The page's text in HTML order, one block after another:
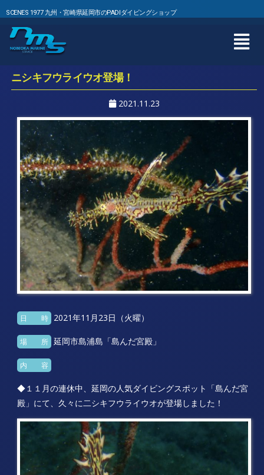
SCENES 1977 九州・宮崎県延岡市のPADIダイビングショップ
ニシキフウライウオ登場！
2021.11.23
日 時 2021年11月23日（火曜）
場 所 延岡市島浦島「島んだ宮殿」
内 容
◆１１月の連休中、延岡の人気ダイビングスポット「島んだ宮
殿」にて、久々に二シキフウライウオが登場しました！